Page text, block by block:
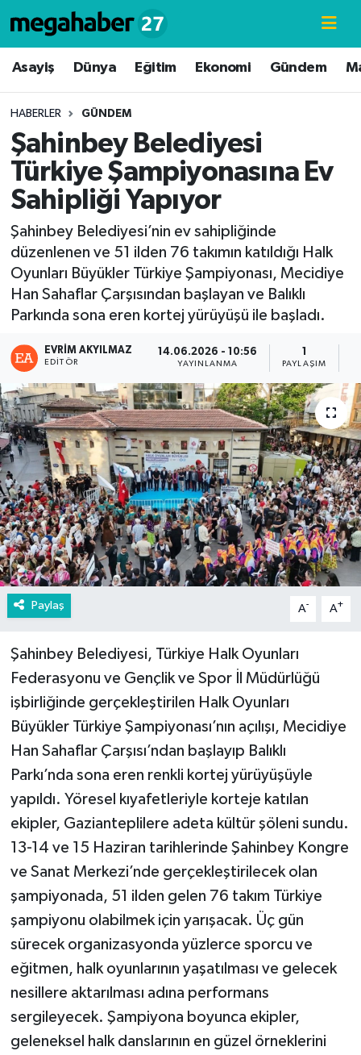
Asayiş Dünya Eğitim Ekonomi Gündem
HABERLER GÜNDEM
Şahinbey Belediyesi
Türkiye Şampiyonasına Ev
Sahipliği Yapıyor
Şahinbey Belediyesi’nin ev sahipliğinde
düzenlenen ve 51 ilden 76 takımın katıldığı Halk
Oyunları Büyükler Türkiye Şampiyonası, Mecidiye
Han Sahaflar Çarşısından başlayan ve Balıklı
Parkında sona eren kortej yürüyüşü ile başladı.
EVRIM AKYILMAZ
EDITÖR
14.06.2026 - 10:56
YAYINLANMA PAYLAŞIM
Paylaş A- A+
Şahinbey Belediyesi, Türkiye Halk Oyunları
Federasyonu ve Gençlik ve Spor İl Müdürlüğü
işbirliğinde gerçekleştirilen Halk Oyunları
Büyükler Türkiye Şampiyonası’nın açılışı, Mecidiye
Han Sahaflar Çarşısı’ndan başlayıp Balıklı
Parkı’nda sona eren renkli kortej yürüyüşüyle
yapıldı. Yöresel kıyafetleriyle korteje katılan
ekipler, Gazianteplilere adeta kültür şöleni sundu.
13-14 ve 15 Haziran tarihlerinde Şahinbey Kongre
ve Sanat Merkezi’nde gerçekleştirilecek olan
şampiyonada, 51 ilden gelen 76 takım Türkiye
şampiyonu olabilmek için yarışacak. Üç gün
sürecek organizasyonda yüzlerce sporcu ve
eğitmen, halk oyunlarının yaşatılması ve gelecek
nesillere aktarılması adına performans
sergileyecek. Şampiyona boyunca ekipler,
geleneksel halk danslarının en güzel örneklerini
Hava Durumu
Süper Lig Puan Durumu ve Fikstür
Tüm Manşetler
Son Dakika Haberleri
Haber Arşivi